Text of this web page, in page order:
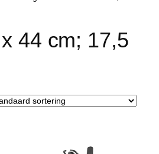
44 cm; 17,5